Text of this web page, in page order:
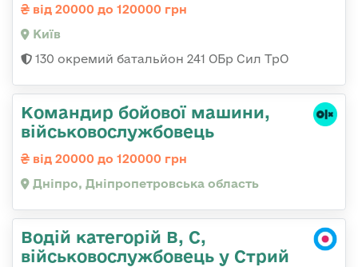
від 20000 до 120000 грн
Київ
130 окремий батальйон 241 ОБр Сил ТрО
Командир бойової машини,
військовослужбовець
від 20000 до 120000 грн
Дніпро, Дніпропетровська область
Водій категорій B, C,
військовослужбовець у Стрий